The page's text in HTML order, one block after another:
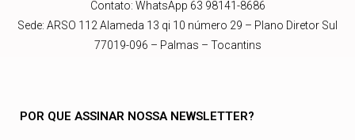
Contato: WhatsApp 63 98141-8686
Sede: ARSO 112 Alameda 13 qi 10 número 29 – Plano Diretor Sul
77019-096 – Palmas – Tocantins
POR QUE ASSINAR NOSSA NEWSLETTER?